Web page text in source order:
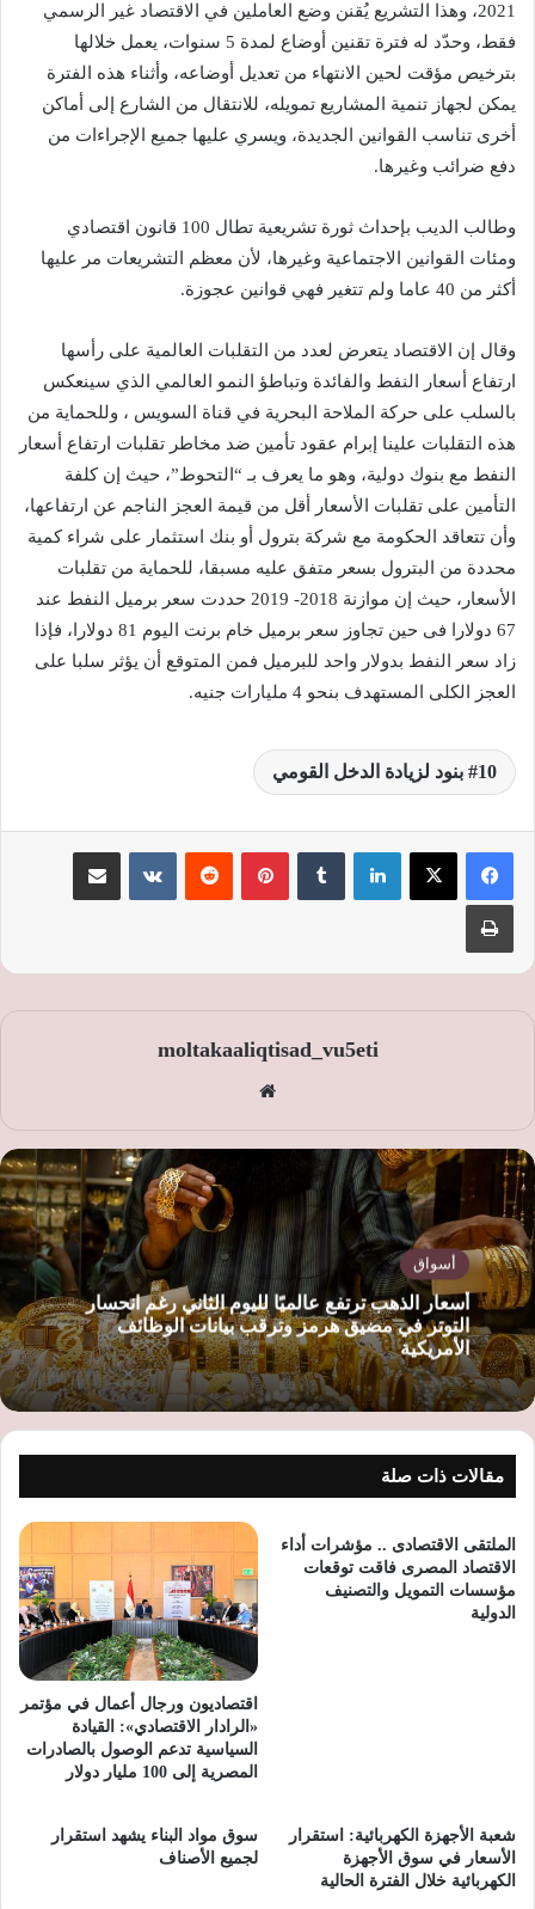
2021، وهذا التشريع يُقنن وضع العاملين في الاقتصاد غير الرسمي
فقط، وحدّد له فترة تقنين أوضاع لمدة 5 سنوات، يعمل خلالها
بترخيص مؤقت لحين الانتهاء من تعديل أوضاعه، وأثناء هذه الفترة
يمكن لجهاز تنمية المشاريع تمويله، للانتقال من الشارع إلى أماكن
أخرى تناسب القوانين الجديدة، ويسري عليها جميع الإجراءات من
دفع ضرائب وغيرها.
وطالب الديب بإحداث ثورة تشريعية تطال 100 قانون اقتصادي
ومئات القوانين الاجتماعية وغيرها، لأن معظم التشريعات مر عليها
أكثر من 40 عاما ولم تتغير فهي قوانين عجوزة.
وقال إن الاقتصاد يتعرض لعدد من التقلبات العالمية على رأسها
ارتفاع أسعار النفط والفائدة وتباطؤ النمو العالمي الذي سينعكس
بالسلب على حركة الملاحة البحرية في قناة السويس ، وللحماية من
هذه التقلبات علينا إبرام عقود تأمين ضد مخاطر تقلبات ارتفاع أسعار
النفط مع بنوك دولية، وهو ما يعرف بـ “التحوط”، حيث إن كلفة
التأمين على تقلبات الأسعار أقل من قيمة العجز الناجم عن ارتفاعها،
وأن تتعاقد الحكومة مع شركة بترول أو بنك استثمار على شراء كمية
محددة من البترول بسعر متفق عليه مسبقا، للحماية من تقلبات
الأسعار، حيث إن موازنة 2018- 2019 حددت سعر برميل النفط عند
67 دولارا فى حين تجاوز سعر برميل خام برنت اليوم 81 دولارا، فإذا
زاد سعر النفط بدولار واحد للبرميل فمن المتوقع أن يؤثر سلبا على
العجز الكلى المستهدف بنحو 4 مليارات جنيه.
10 بنود لزيادة الدخل القومي
لينكدإن بينتيريست
moltakaaliqtisad_vu5eti
الوي
أسواق
أسعار الذهب ترتفع عالميًا لليوم الثاني رغم انحسار
التوتر في مضيق هرمز وترقب بيانات الوظائف
الأمريكية
مقالات ذات صلة
الملتقى الاقتصادى .. مؤشرات أداء
الاقتصاد المصرى فاقت توقعات
مؤسسات التمويل والتصنيف
الدولية
اقتصاديون ورجال أعمال في مؤتمر
«الرادار الاقتصادي»: القيادة
السياسية تدعم الوصول بالصادرات
المصرية إلى 100 مليار دولار
شعبة الأجهزة الكهربائية: استقرار
الأسعار في سوق الأجهزة
الكهربائية خلال الفترة الحالية
سوق مواد البناء يشهد استقرار
لجميع الأصناف